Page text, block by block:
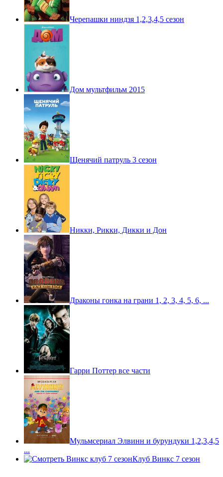
Черепашки ниндзя 1,2,3,4,5 сезон
Дом мультфильм 2015
Щенячий патруль 3 сезон
Никки, Рикки, Дикки и Дон
Драконы гонка на грани 1, 2, 3, 4, 5, 6, ...
Гарри Поттер все части
Мульмсериал Элвинн и бурундуки 1,2,3,4,5
...
Клуб Винкс 7 сезон